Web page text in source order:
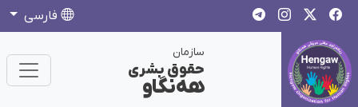
فارسی
سازمان
حقوق بشری
هەنگاو